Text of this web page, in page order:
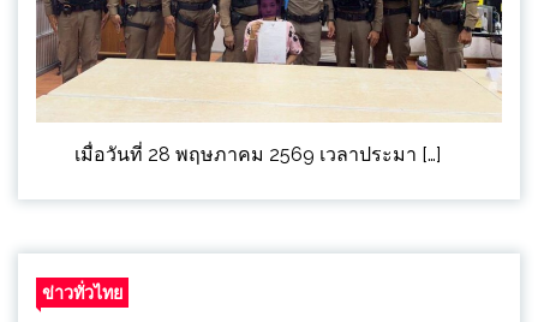
เมื่อวันที่ 28 พฤษภาคม 2569 เวลาประมา […]
ข่าวทั่วไทย